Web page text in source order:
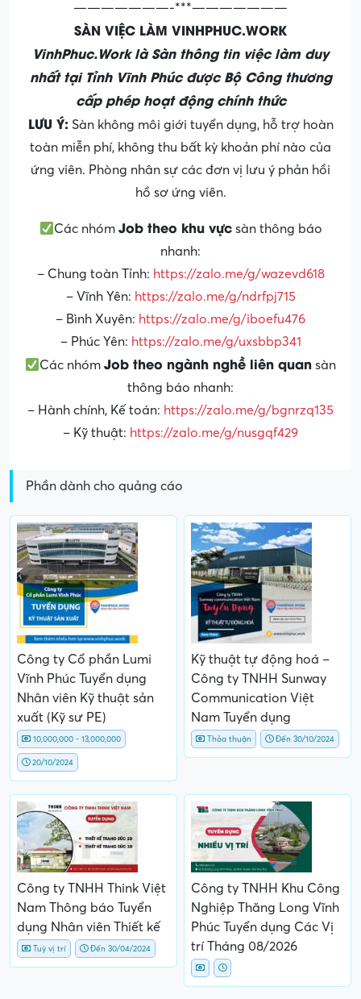
———————-***———————
SÀN VIỆC LÀM VINHPHUC.WORK
VinhPhuc.Work là Sàn thông tin việc làm duy
nhất tại Tỉnh Vĩnh Phúc được Bộ Công thương
cấp phép hoạt động chính thức
LƯU Ý: Sàn không môi giới tuyển dụng, hỗ trợ hoàn
toàn miễn phí, không thu bất kỳ khoản phí nào của
ứng viên. Phòng nhân sự các đơn vị lưu ý phản hồi
hồ sơ ứng viên.
Các nhóm Job theo khu vựcsàn thông báo
nhanh:
– Chung toàn Tỉnh: https://zalo.me/g/wazevd618
– Vĩnh Yên: https://zalo.me/g/ndrfpj715
– Bình Xuyên: https://zalo.me/g/iboefu476
– Phúc Yên: https://zalo.me/g/uxsbbp341
Các nhómJob theo ngành nghề liên quan sàn
thông báo nhanh:
– Hành chính, Kế toán: https://zalo.me/g/bgnrzq135
– Kỹ thuật: https://zalo.me/g/nusgqf429
Phần dành cho quảng cáo
Công ty Cổ phần Lumi
Vĩnh Phúc Tuyển dụng
Nhân viên Kỹ thuật sản
xuất (Kỹ sư PE)
10,000,000 - 13,000,000
20/10/2024
Kỹ thuật tự động hoá –
Công ty TNHH Sunway
Communication Việt
Nam Tuyển dụng
Thỏa thuận Đến 30/10/2024
Công ty TNHH Think Việt
Nam Thông báo Tuyển
dụng Nhân viên Thiết kế
Tuỳ vị trí Đến 30/04/2024
Công ty TNHH Khu Công
Nghiệp Thăng Long Vĩnh
Phúc Tuyển dụng Các Vị
trí Tháng 08/2026